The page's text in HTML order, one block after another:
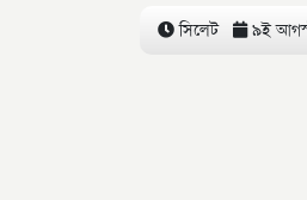
সিলেট ৯ই